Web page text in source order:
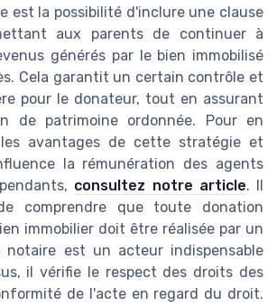
est la possibilité d'inclure une clause
aux parents de continuer à
générés par le bien immobilisé
Cela garantit un certain contrôle et
pour le donateur, tout en assurant
de patrimoine ordonnée. Pour en
avantages de cette stratégie et
la rémunération des agents
consultez notre article. Il
comprendre que toute donation
immobilier doit être réalisée par un
notaire est un acteur indispensable
il vérifie le respect des droits des
de l'acte en regard du droit.